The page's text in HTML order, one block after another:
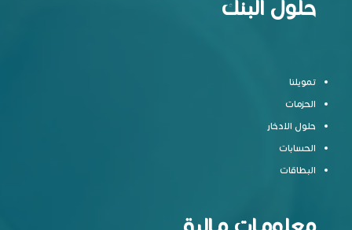
حلول البنك
تمويلنا
الحزمات
حلول الادخار
الحسابات
البطاقات